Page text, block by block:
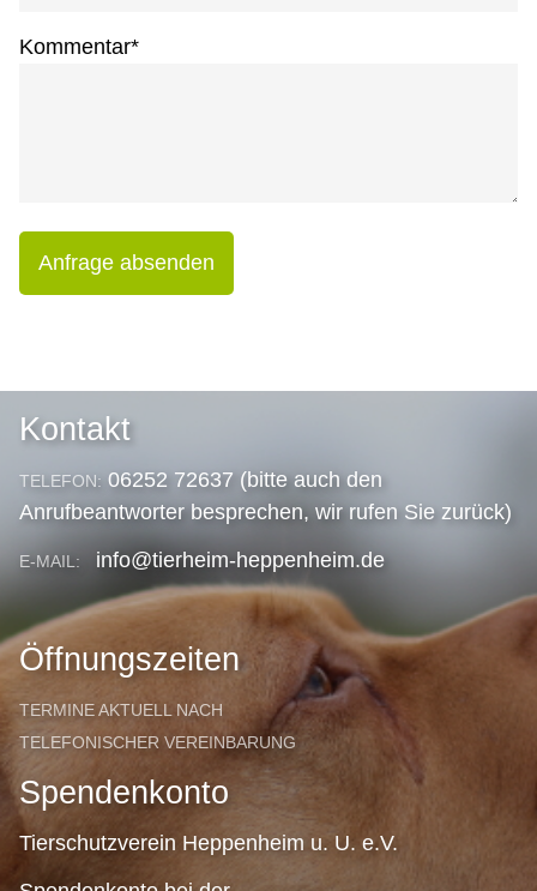
Kommentar*
Anfrage absenden
Kontakt
TELEFON: 06252 72637 (bitte auch den
Anrufbeantworter besprechen, wir rufen Sie zurück)
E-MAIL: info@tierheim-heppenheim.de
Öffnungszeiten
TERMINE AKTUELL NACH
TELEFONISCHER VEREINBARUNG
Spendenkonto
Tierschutzverein Heppenheim u. U. e.V.